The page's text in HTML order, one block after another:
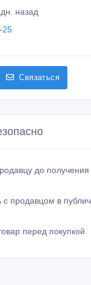
назад
25
Связаться
до получения
с продавцом в
перед покупкой